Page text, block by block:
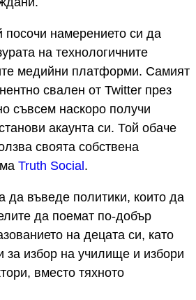
посочи намерението си да
на технологичните
медийни платформи. Самият
свален от Twitter през
съвсем наскоро получи
акаунта си. Той обаче
своята собствена
Truth Social .
да въведе политики, които да
да поемат по-добър
на децата си, като
за избор на училище и избори
вместо тяхното